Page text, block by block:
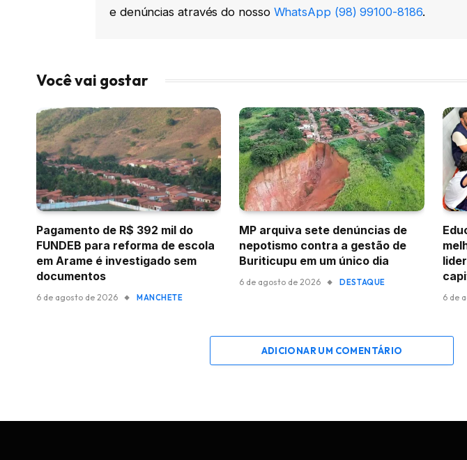
e denúncias através do nosso WhatsApp (98) 99100-8186.
Você vai gostar
Pagamento de R$ 392 mil do
FUNDEB para reforma de escola
em Arame é investigado sem
documentos
6 de agosto de 2026 MANCHETE
MP arquiva sete denúncias de
nepotismo contra a gestão de
Buriticupu em um único dia
6 de agosto de 2026 DESTAQUE
6 de
ADICIONAR UM COMENTÁRIO